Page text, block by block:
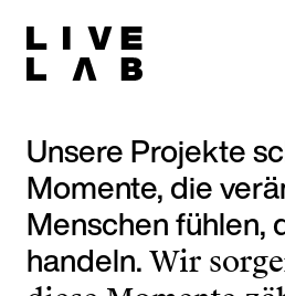
Unsere Projekte
Momente, die
Menschen fühlen,
handeln. Wir